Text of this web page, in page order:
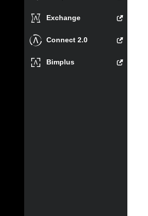
Exchange
Connect 2.0
Bimplus